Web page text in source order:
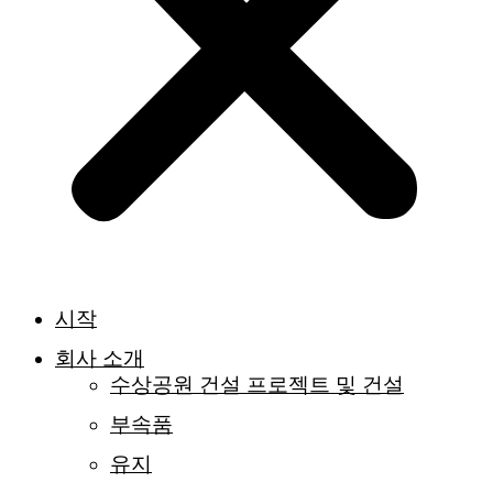
시작
회사 소개
수상공원 건설 프로젝트 및 건설
부속품
유지